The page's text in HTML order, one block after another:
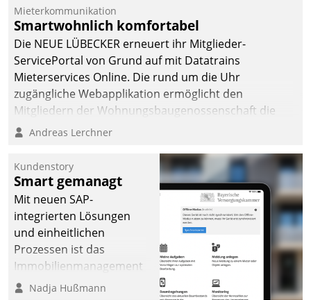
Mieterkommunikation
Smartwohnlich komfortabel
Die NEUE LÜBECKER erneuert ihr Mitglieder-
ServicePortal von Grund auf mit Datatrains
Mieterservices Online. Die rund um die Uhr
zugängliche Webapplikation ermöglicht den
Mitgliedern der Wohnungs­bau­genossenschaft die
Kontaktaufnahme per Smartphone, Tablet oder PC.
Andreas Lerchner
Kundenstory
Smart gemanagt
Mit neuen SAP-
integrierten Lösungen
und einheitlichen
Prozessen ist das
Immobilienmanagement
der Bayerischen
Nadja Hußmann